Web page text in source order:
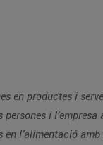
en productes i
i
l’alimentació